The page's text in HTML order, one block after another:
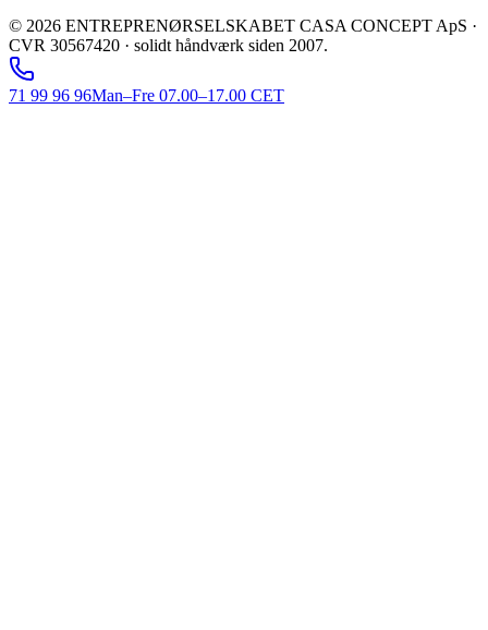
© 2026 ENTREPRENØRSELSKABET CASA CONCEPT ApS ·
CVR 30567420 · solidt håndværk siden 2007.
71 99 96 96Man–Fre 07.00–17.00 CET